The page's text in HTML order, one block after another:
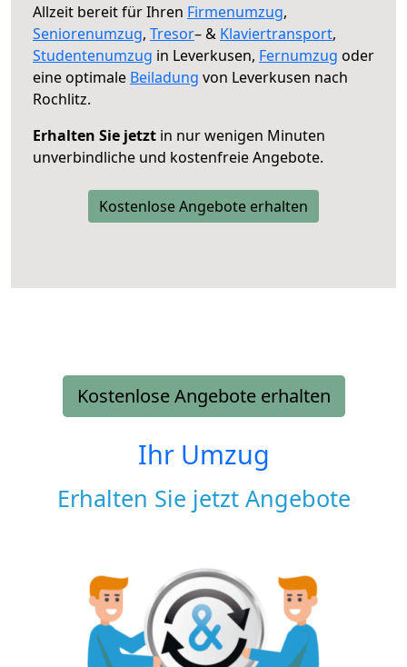
Allzeit bereit für Ihren Firmenumzug,
Seniorenumzug, Tresor– & Klaviertransport,
Studentenumzug in Leverkusen, Fernumzug oder
eine optimale Beiladung von Leverkusen nach
Rochlitz.
Erhalten Sie jetzt in nur wenigen Minuten
unverbindliche und kostenfreie Angebote.
Kostenlose Angebote erhalten
Kostenlose Angebote erhalten
Ihr Umzug
Erhalten Sie jetzt Angebote